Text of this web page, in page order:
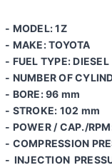
- MODEL: 1Z
- MAKE: TOYOTA
- FUEL TYPE: DIESEL
- NUMBER OF
- BORE: 96 mm
- STROKE: 102 mm
- POWER / CAP./
- COMPRESSION
- INJECTION